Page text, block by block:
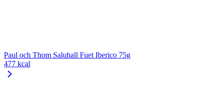
Paul och Thom Saluhall Fuet Iberico 75g
477 kcal